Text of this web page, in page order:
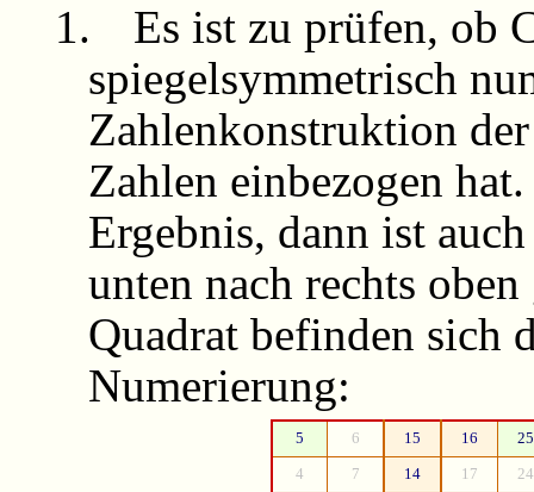
1.
Es ist zu prüfen, ob
spiegelsymmetrisch
Zahlenkonstruktion
Zahlen einbezogen
Ergebnis, dann ist
unten nach rechts
Quadrat befinden sich
Numerierung:
5 6 15 16
25
4
7 14 17
24